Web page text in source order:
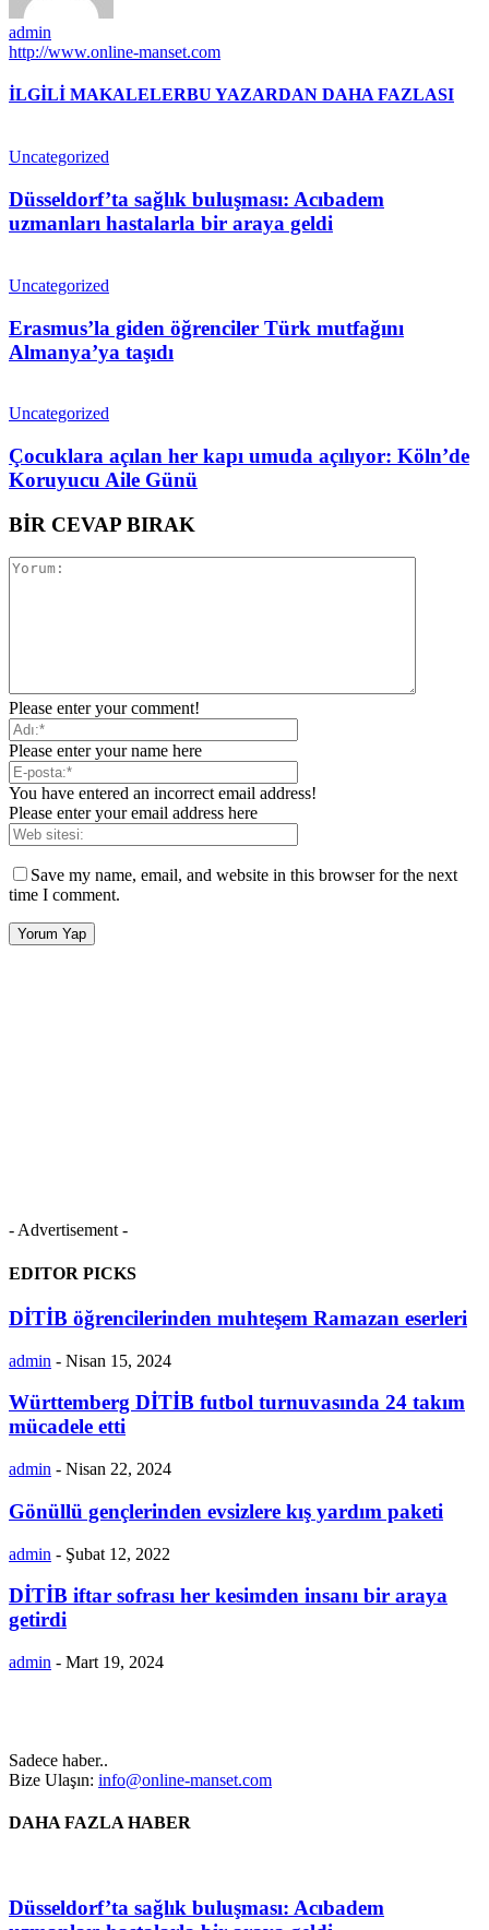
admin
http://www.online-manset.com
İLGİLİ MAKALELERBU YAZARDAN DAHA FAZLASI
Uncategorized
Düsseldorf’ta sağlık buluşması: Acıbadem
uzmanları hastalarla bir araya geldi
Uncategorized
Erasmus’la giden öğrenciler Türk mutfağını
Almanya’ya taşıdı
Uncategorized
Çocuklara açılan her kapı umuda açılıyor: Köln’de
Koruyucu Aile Günü
BİR CEVAP BIRAK
Please enter your comment!
Please enter your name here
You have entered an incorrect email address!
Please enter your email address here
Save my name, email, and website in this browser for the next
time I comment.
- Advertisement -
EDITOR PICKS
DİTİB öğrencilerinden muhteşem Ramazan eserleri
admin - Nisan 15, 2024
Württemberg DİTİB futbol turnuvasında 24 takım
mücadele etti
admin - Nisan 22, 2024
Gönüllü gençlerinden evsizlere kış yardım paketi
admin - Şubat 12, 2022
DİTİB iftar sofrası her kesimden insanı bir araya
getirdi
admin - Mart 19, 2024
Sadece haber..
Bize Ulaşın: info@online-manset.com
DAHA FAZLA HABER
Düsseldorf’ta sağlık buluşması: Acıbadem